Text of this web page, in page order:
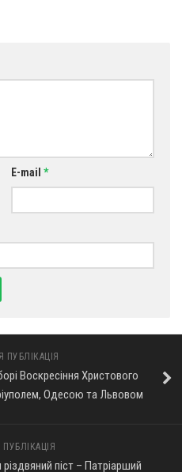
E-mail *
ПУБЛІКАЦІЯ
Воскресіння Христового
Одесою та Львовом
піст – Патріарший